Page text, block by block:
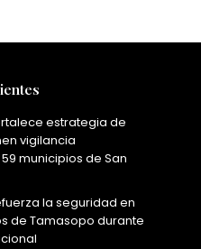
estrategia de
vigilancia
municipios de San
la seguridad en
de Tamasopo durante